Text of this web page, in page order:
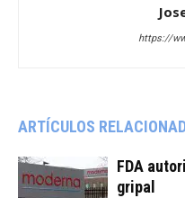
https://
ARTÍCULOS
FDA
gripal